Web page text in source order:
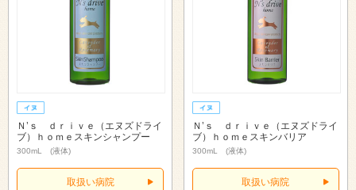
Ｎ’ｓ ｄｒｉｖｅ（エヌズドライ
ブ）ｈｏｍｅスキンシャンプー
300mL (液体)
取扱い病院
Ｎ’ｓ ｄｒｉｖｅ（エヌズドライ
ブ）ｈｏｍｅスキンバリア
300mL (液体)
取扱い病院